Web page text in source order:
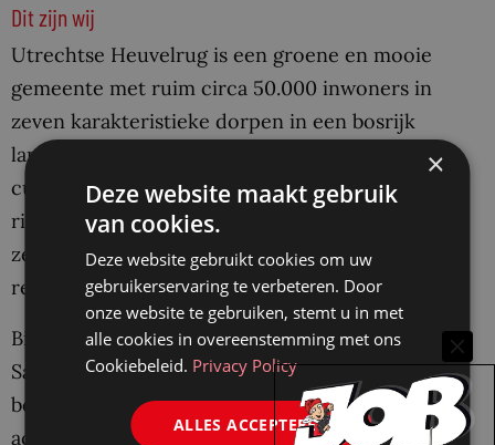
Dit zijn wij
Utrechtse Heuvelrug is een groene en mooie
gemeente met ruim circa 50.000 inwoners in
zeven karakteristieke dorpen in een bosrijk
landschap midden in het land. Het oude
cultuurlandschap en het aangrenzende
rivierengebied maken het plaatje compleet. Een
zeer geliefde plek om te wonen, werken en
recreëren.
Bij ons zijn de lijnen kort en is de sfeer informeel.
Samen met inwoners, ondernemers, partners en
bestuurders werken we met visie en ambitie aan
actuele thema’s. Het werk neemt toe en op een
×
Deze website maakt gebruik
van cookies.
Deze website gebruikt cookies om uw
gebruikerservaring te verbeteren. Door
onze website te gebruiken, stemt u in met
alle cookies in overeenstemming met ons
Cookiebeleid. Privacy Policy
ALLES ACCEPTEREN